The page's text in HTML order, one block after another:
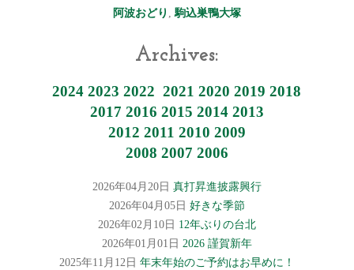
阿波おどり ,駒込巣鴨大塚
Archives:
2024 2023 2022 2021 2020 2019 2018
2017 2016 2015 2014 2013
2012 2011 2010 2009
2008 2007 2006
2026年04月20日 真打昇進披露興行
2026年04月05日 好きな季節
2026年02月10日 12年ぶりの台北
2026年01月01日 2026 謹賀新年
2025年11月12日 年末年始のご予約はお早めに！